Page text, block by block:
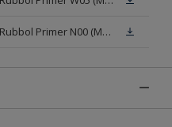
Veiligheidsinformatieblad Rubbol Primer N00 (MSDS)